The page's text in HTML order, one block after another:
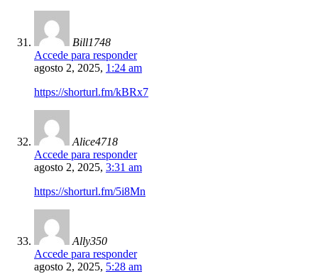
Bill1748
Accede para responder
agosto 2, 2025, 1:24 am
https://shorturl.fm/kBRx7
Alice4718
Accede para responder
agosto 2, 2025, 3:31 am
https://shorturl.fm/5i8Mn
Ally350
Accede para responder
agosto 2, 2025, 5:28 am